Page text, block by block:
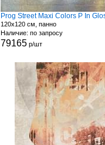
Prog Street Maxi Colors P In
120x120 см, панно
Наличие: по запросу
79165р/шт